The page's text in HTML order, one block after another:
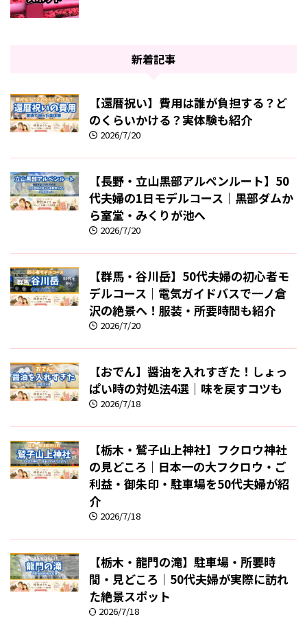
新着記事
【還暦祝い】費用は誰が負担する？ど
のくらいかける？実体験も紹介
2026/7/20
【長野・立山黒部アルペンルート】50
代夫婦の1日モデルコース｜黒部ダムか
ら室堂・みくりが池へ
2026/7/20
【群馬・谷川岳】50代夫婦の初心者モ
デルコース｜電気ガイドバスで一ノ倉
沢の絶景へ！服装・所要時間も紹介
2026/7/20
【おでん】醤油を入れすぎた！しょっ
ぱい時の対処法4選｜味を戻すコツも
2026/7/18
【栃木・鷲子山上神社】フクロウ神社
の見どころ｜日本一の大フクロウ・ご
利益・御朱印・駐車場を50代夫婦が紹
介
2026/7/18
【栃木・龍門の滝】駐車場・所要時
間・見どころ｜50代夫婦が実際に訪れ
た絶景スポット
2026/7/18